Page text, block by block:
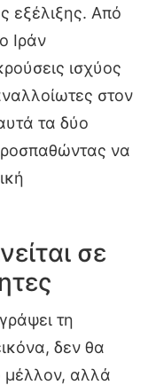
εξέλιξης. Από
Ιράν
ισχύος
στον
τα δύο
να
σε
τη
δεν θα
μέλλον, αλλά